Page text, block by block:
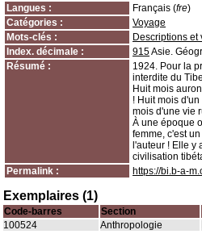
Langues :
Français (fre)
Catégories :
Voyage
Mots-clés :
Descriptions et
Index. décimale :
915Asie.
Résumé :
1924. Pour la
interdite du
Huit mois
! Huit mois
mois d'une vie
À une époque
femme, c'est
l'auteur ! Elle y
civilisation
Permalink :
https://bi.b-a-
Exemplaires (1)
Code-barres
Section
100524
Anthropologie